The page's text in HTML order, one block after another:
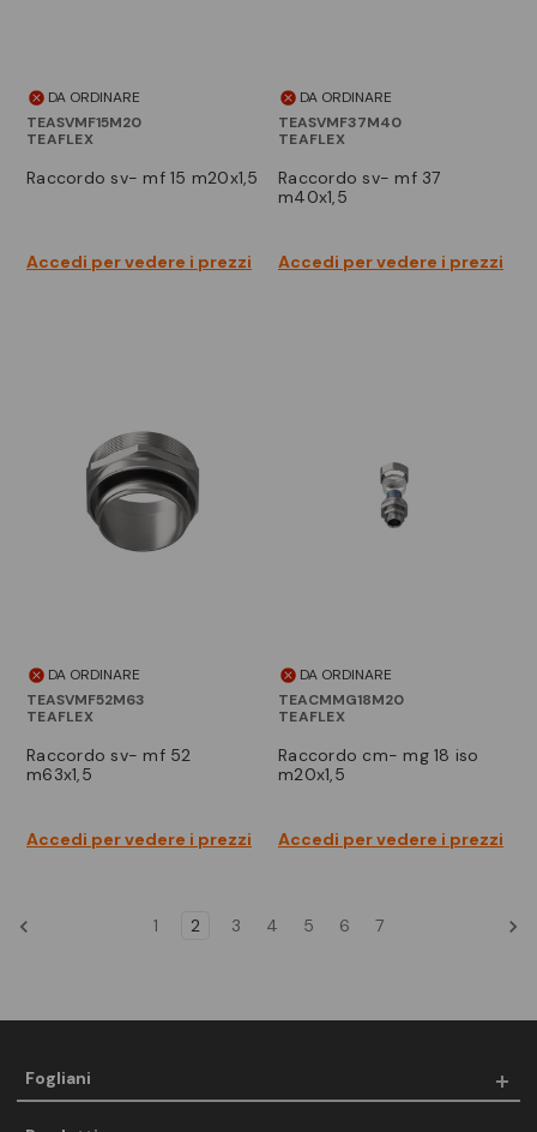
DA ORDINARE
TEASVMF15M20
TEAFLEX
raccordo sv- mf 15 m20x1,5
Accedi per vedere i prezzi
DA ORDINARE
TEASVMF37M40
TEAFLEX
raccordo sv- mf 37
m40x1,5
Accedi per vedere i prezzi
DA ORDINARE
TEASVMF52M63
TEAFLEX
raccordo sv- mf 52
m63x1,5
Accedi per vedere i prezzi
DA ORDINARE
TEACMMG18M20
TEAFLEX
raccordo cm- mg 18 iso
m20x1,5
Accedi per vedere i prezzi
1 2 3 4 5 6 7
Fogliani